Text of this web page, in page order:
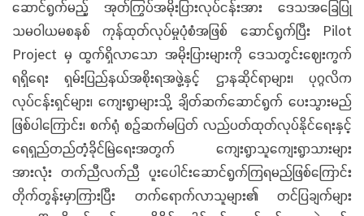
ဆောင်ရွက်မည့် အုတ်ကြွပ်အမိုးပြားလုပ်ငန်းအား ဒေသအခြေပြု
သမဝါယမစနစ် ကုန်ထုတ်လုပ်မှုပုံစံအဖြစ် ဆောင်ရွက်ပြီး Pilot
Project မှ ထွက်ရှိလာသော အမိုးပြားများကို ဒေသတွင်းဈေးကွက်
ရရှိရေး ရှမ်းပြည်နယ်အစိုးရအဖွဲ့နှင့် ဌာနဆိုင်ရာများ၊ ပုဂ္ဂလိက
လုပ်ငန်းရှင်များ၊ ကျေးရွာများသို့ ချိတ်ဆက်ဆောင်ရွက် ပေးသွားမည်
ဖြစ်ပါကြောင်း၊ စက်ရုံ စဉ်ဆက်မပြတ် လည်ပတ်ထုတ်လုပ်နိုင်ရေးနှင့်
ရေရှည်တည်တံ့ခိုင်မြဲရေးအတွက် ကျေးရွာသူကျေးရွာသားများ
အားလုံး တက်ညီလက်ညီ ပူးပေါင်းဆောင်ရွက်ကြရမည်ဖြစ်ကြောင်း
တိုက်တွန်းမှာကြားပြီး တက်ရောက်လာသူများ၏ တင်ပြချက်များ